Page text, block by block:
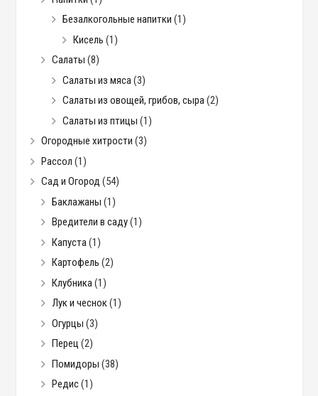
Безалкогольные напитки (1)
Кисель (1)
Салаты (8)
Салаты из мяса(3)
Салаты из овощей, грибов, сыра(2)
Салаты из птицы (1)
Огородные хитрости (3)
Рассол (1)
Сад и Огород (54)
Баклажаны (1)
Вредители в саду(1)
Капуста(1)
Картофель (2)
Клубника(1)
Лук и чеснок(1)
Огурцы (3)
Перец (2)
Помидоры (38)
Редис(1)